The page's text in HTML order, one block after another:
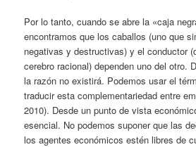
Por lo tanto, cuando se abre la «caja
encontramos que los caballos (uno que
negativas y destructivas) y el conductor
cerebro racional) dependen uno del otro.
la razón no existirá. Podemos usar el
traducir esta complementariedad entre
2010). Desde un punto de vista
esencial. No podemos suponer que las
los agentes económicos estén libres de